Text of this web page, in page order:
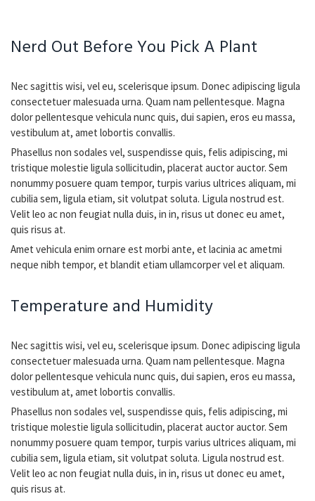
Nerd Out Before You Pick A Plant
Nec sagittis wisi, vel eu, scelerisque ipsum. Donec adipiscing ligula
consectetuer malesuada urna. Quam nam pellentesque. Magna
dolor pellentesque vehicula nunc quis, dui sapien, eros eu massa,
vestibulum at, amet lobortis convallis.
Phasellus non sodales vel, suspendisse quis, felis adipiscing, mi
tristique molestie ligula sollicitudin, placerat auctor auctor. Sem
nonummy posuere quam tempor, turpis varius ultrices aliquam, mi
cubilia sem, ligula etiam, sit volutpat soluta. Ligula nostrud est.
Velit leo ac non feugiat nulla duis, in in, risus ut donec eu amet,
quis risus at.
Amet vehicula enim ornare est morbi ante, et lacinia ac ametmi
neque nibh tempor, et blandit etiam ullamcorper vel et aliquam.
Temperature and Humidity
Nec sagittis wisi, vel eu, scelerisque ipsum. Donec adipiscing ligula
consectetuer malesuada urna. Quam nam pellentesque. Magna
dolor pellentesque vehicula nunc quis, dui sapien, eros eu massa,
vestibulum at, amet lobortis convallis.
Phasellus non sodales vel, suspendisse quis, felis adipiscing, mi
tristique molestie ligula sollicitudin, placerat auctor auctor. Sem
nonummy posuere quam tempor, turpis varius ultrices aliquam, mi
cubilia sem, ligula etiam, sit volutpat soluta. Ligula nostrud est.
Velit leo ac non feugiat nulla duis, in in, risus ut donec eu amet,
quis risus at.